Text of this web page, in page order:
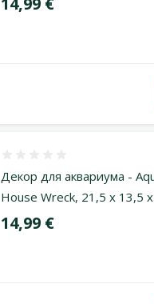
Декор для аквариума -
House Wreck, 21,5 x 13,5
Цена
14,99 €